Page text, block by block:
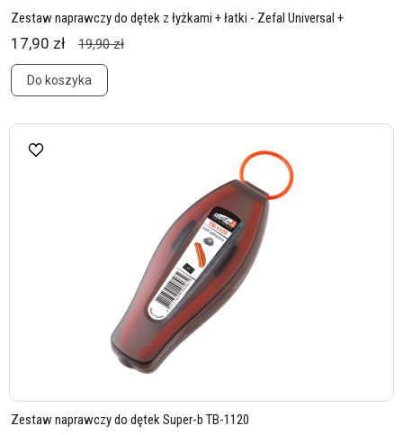
Zestaw naprawczy do dętek z łyżkami + łatki - Zefal Universal +
17,90 zł 19,90 zł
Do koszyka
Zestaw naprawczy do dętek Super-b TB-1120